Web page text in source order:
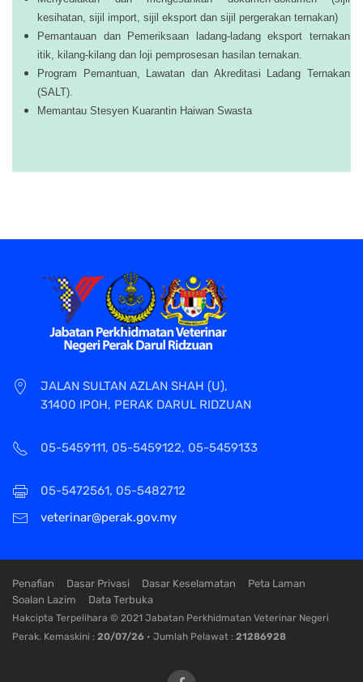
kesihatan, sijil import, sijil eksport dan sijil pergerakan ternakan)
Pemantauan dan Pemeriksaan ladang-ladang eksport ternakan
itik, kilang-kilang dan loji pemprosesan hasilan ternakan.
Program Pemantuan, Lawatan dan Akreditasi Ladang Ternakan
(SALT).
Memantau Stesyen Kuarantin Haiwan Swasta
JALAN SULTAN AZLAN SHAH (U),
31400 IPOH, PERAK DARUL RIDZUAN
05-5459111, 05-5459122, 05-5459133
05-5472561, 05-5482712
veterinar@perak.gov.my
Penafian Dasar Privasi Dasar Keselamatan
Peta Laman
Soalan Lazim
Data Terbuka
Hakcipta Terpelihara © 2021 Jabatan Perkhidmatan Veterinar Negeri
Perak. Kemaskini : 20/07/26 • Jumlah Pelawat : 21286928